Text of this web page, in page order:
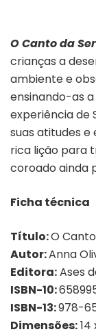
O Canto da
crianças a
ambiente e
ensinando-as
experiência de
suas atitudes e
rica lição para
coroado ainda
Ficha técnica
Título:O
Autor:Anna
Editora:Ases
ISBN-10: ‎
ISBN-13: ‎978-
Dimensões:14